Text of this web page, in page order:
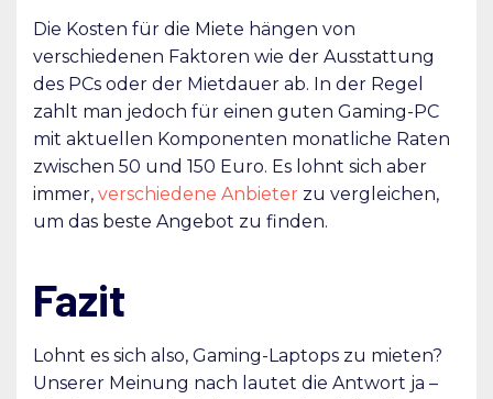
Die Kosten für die Miete hängen von
verschiedenen Faktoren wie der Ausstattung
des PCs oder der Mietdauer ab. In der Regel
zahlt man jedoch für einen guten Gaming-PC
mit aktuellen Komponenten monatliche Raten
zwischen 50 und 150 Euro. Es lohnt sich aber
immer, verschiedene Anbieter zu vergleichen,
um das beste Angebot zu finden.
Fazit
Lohnt es sich also, Gaming-Laptops zu mieten?
Unserer Meinung nach lautet die Antwort ja –